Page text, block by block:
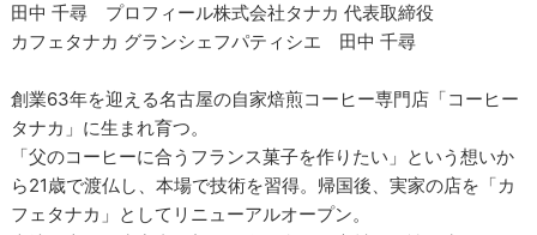
田中 千尋 プロフィール株式会社タナカ 代表取締役
カフェタナカ グランシェフパティシエ 田中 千尋
創業63年を迎える名古屋の自家焙煎コーヒー専門店「コーヒー
タナカ」に生まれ育つ。
「父のコーヒーに合うフランス菓子を作りたい」という想いか
ら21歳で渡仏し、本場で技術を習得。帰国後、実家の店を「カ
フェタナカ」としてリニューアルオープン。